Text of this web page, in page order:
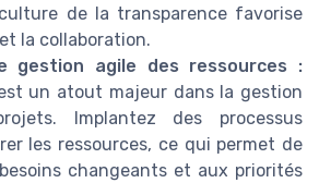
de la transparence favorise
la collaboration.
gestion agile des ressources :
un atout majeur dans la gestion
Implantez des processus
les ressources, ce qui permet de
changeants et aux priorités